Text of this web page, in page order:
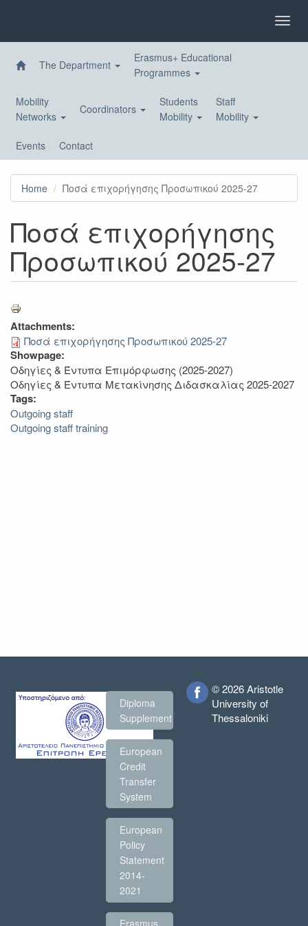
The Department
Erasmus+ Educational
Programmes
Mobility
Networks
Coordinators
Students
Mobility
Staff
Mobility
Events Contact
Home Ποσά επιχορήγησης Προσωπικού 2025-27
Ποσά επιχορήγησης
Προσωπικού 2025-27
Attachments:
Ποσά επιχορήγησης Προσωπικού 2025-27
Showpage:
Οδηγίες & Έντυπα Επιμόρφωσης (2025-2027)
Οδηγίες & Έντυπα Μετακίνησης Διδασκαλίας 2025-2027
Tags:
Outgoing staff
Outgoing staff training
Diploma
Supplement
European
Credit
Transfer
System
European
Policy
Statement
2014-
2021
© 2026 Aristotle
University of
Thessaloniki